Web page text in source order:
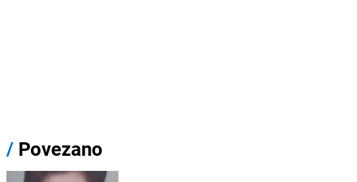
/ Povezano